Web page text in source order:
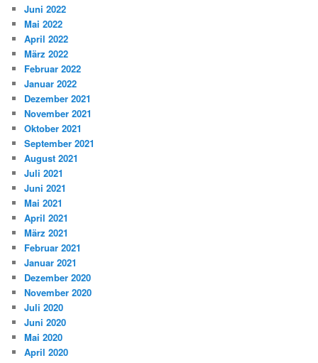
Juni 2022
Mai 2022
April 2022
März 2022
Februar 2022
Januar 2022
Dezember 2021
November 2021
Oktober 2021
September 2021
August 2021
Juli 2021
Juni 2021
Mai 2021
April 2021
März 2021
Februar 2021
Januar 2021
Dezember 2020
November 2020
Juli 2020
Juni 2020
Mai 2020
April 2020